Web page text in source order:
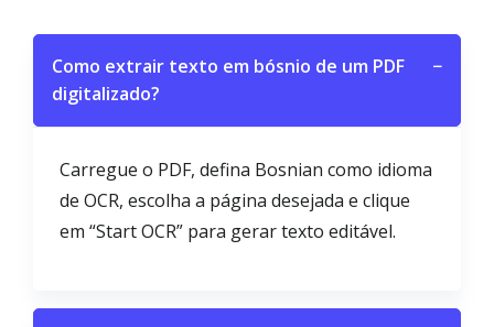
Como extrair texto em bósnio de um PDF
digitalizado?
−
Carregue o PDF, defina Bosnian como idioma
de OCR, escolha a página desejada e clique
em “Start OCR” para gerar texto editável.